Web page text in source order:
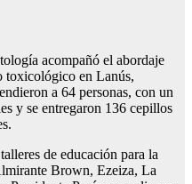
acompañó el abordaje
toxicológico en Lanús,
a 64 personas, con un
y se entregaron 136 cepillos
de educación para la
Brown, Ezeiza, La